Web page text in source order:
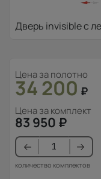
Дверь invisible с
Цена за полотно
34 200 ₽
Цена за комплект
83 950 ₽
количество комплектов